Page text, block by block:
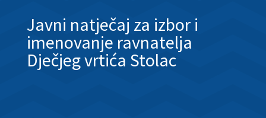
Javni natječaj za izbor i
imenovanje ravnatelja
Dječjeg vrtića Stolac